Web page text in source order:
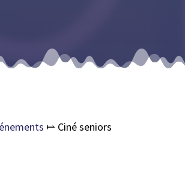
⥛ Ciné seniors